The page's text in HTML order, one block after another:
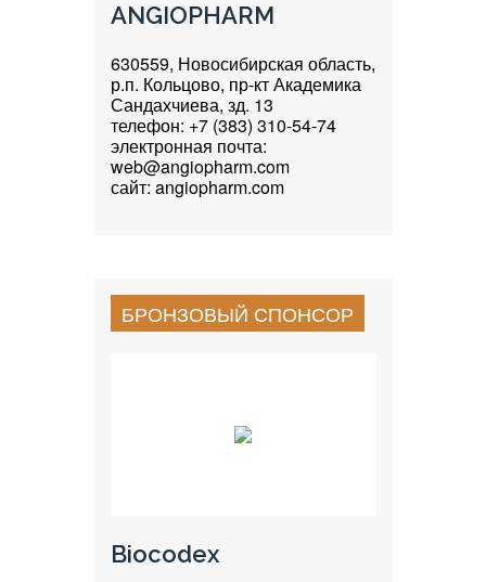
ANGIOPHARM
630559, Новосибирская область,
р.п. Кольцово, пр-кт Академика
Сандахчиева, зд. 13
телефон: +7 (383) 310-54-74
электронная почта:
web@angiopharm.com
сайт: angiopharm.com
БРОНЗОВЫЙ СПОНСОР
Biocodex